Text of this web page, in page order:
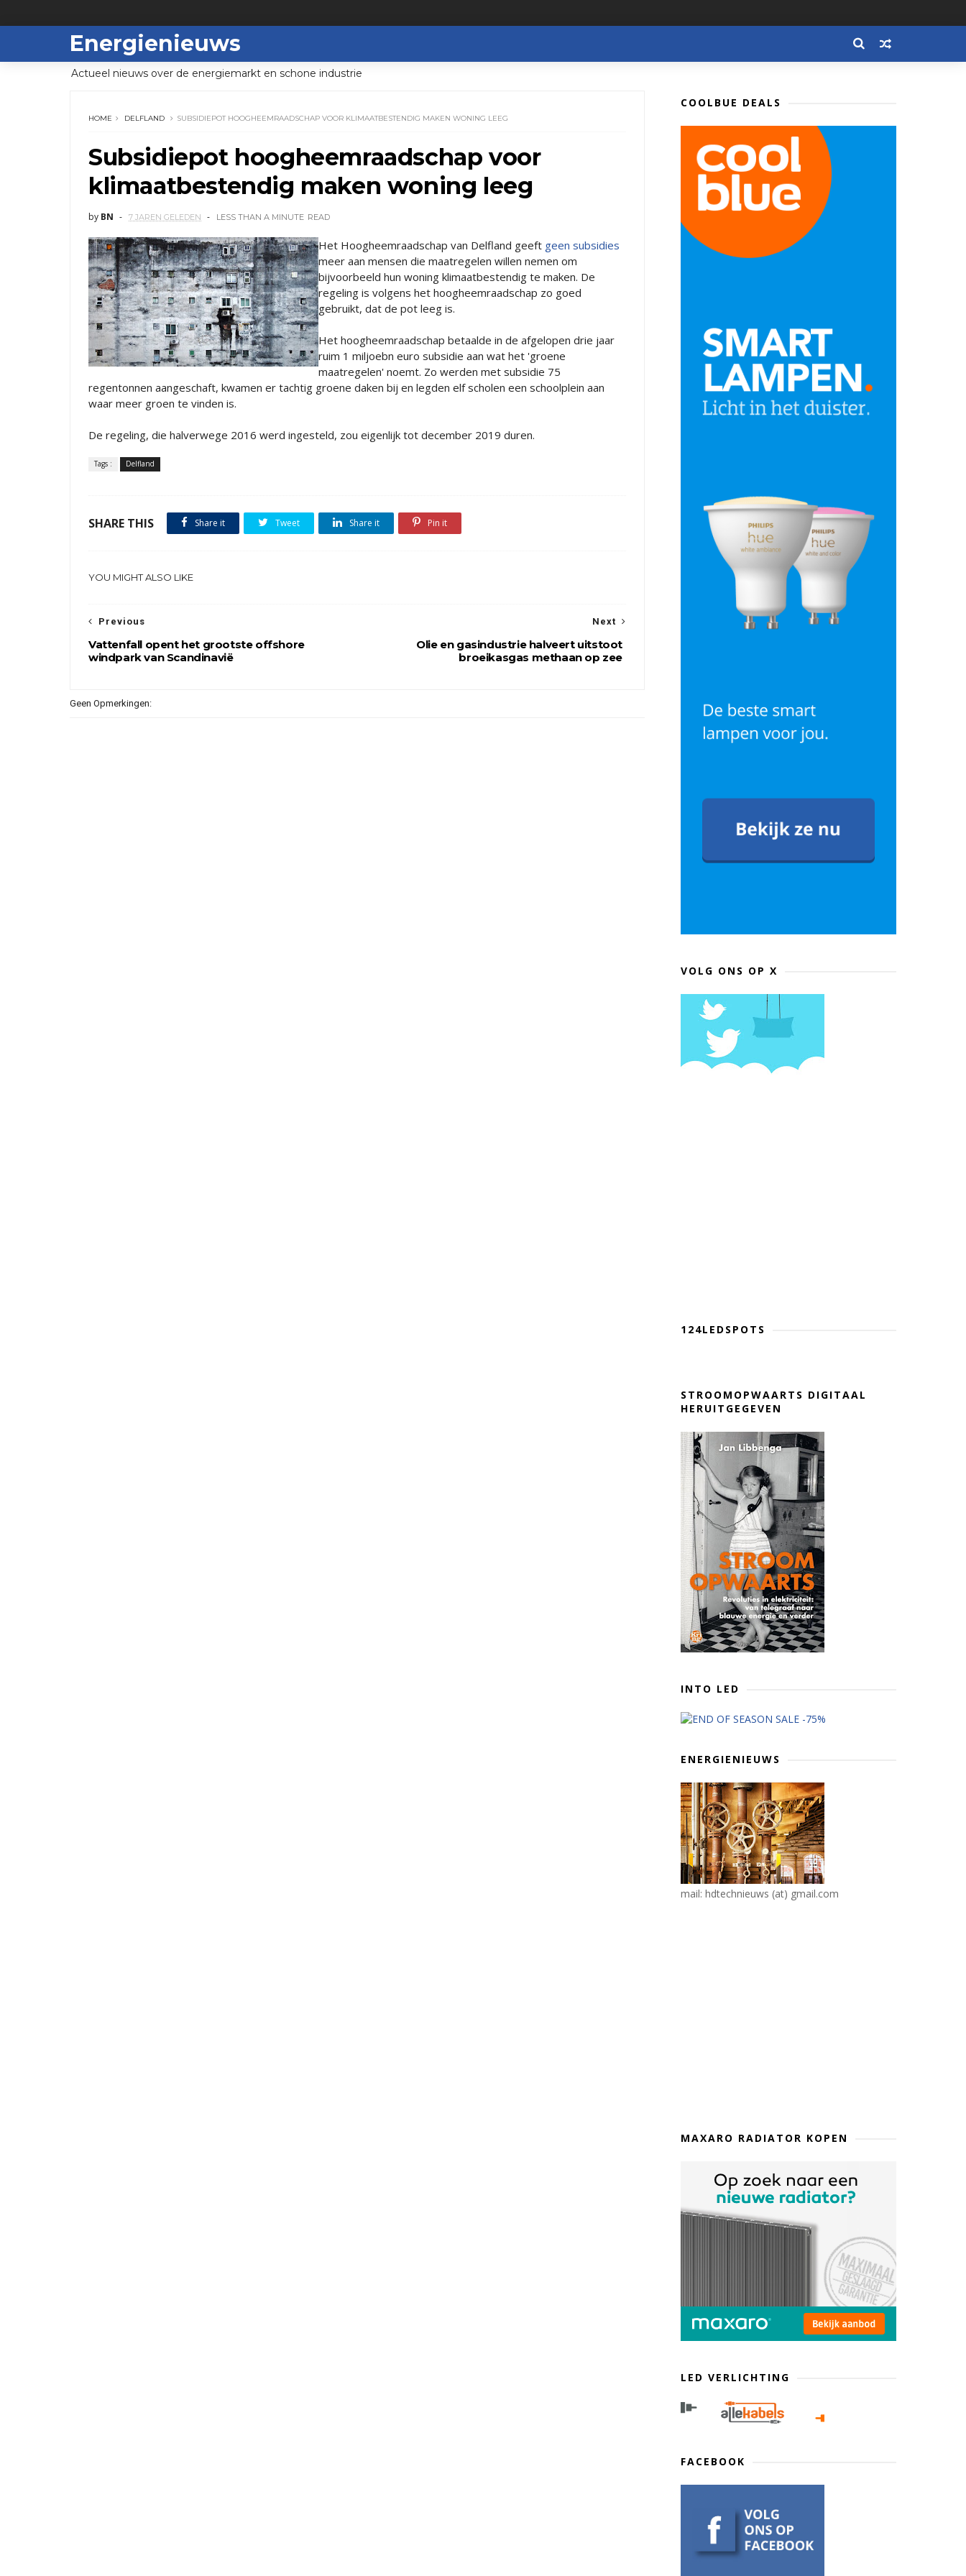
Energienieuws
Actueel nieuws over de energiemarkt en schone industrie
HOME DELFLAND SUBSIDIEPOT HOOGHEEMRAADSCHAP VOOR KLIMAATBESTENDIG MAKEN WONING LEEG
Subsidiepot hoogheemraadschap voor
klimaatbestendig maken woning leeg
by BN 7 JAREN GELEDEN LESS THAN A MINUTE READ
Het Hoogheemraadschap van Delfland geeft geen subsidies
meer aan mensen die maatregelen willen nemen om
bijvoorbeeld hun woning klimaatbestendig te maken. De
regeling is volgens het hoogheemraadschap zo goed
gebruikt, dat de pot leeg is.
Het hoogheemraadschap betaalde in de afgelopen drie jaar
ruim 1 miljoebn euro subsidie aan wat het 'groene
maatregelen' noemt. Zo werden met subsidie 75
regentonnen aangeschaft, kwamen er tachtig groene daken bij en legden elf scholen een schoolplein aan
waar meer groen te vinden is.
De regeling, die halverwege 2016 werd ingesteld, zou eigenlijk tot december 2019 duren.
Tags : Delfland
SHARE THIS Share it Tweet Share it Pin it
YOU MIGHT ALSO LIKE
Next
Olie en gasindustrie halveert uitstoot
broeikasgas methaan op zee
Previous
Vattenfall opent het grootste offshore
windpark van Scandinavië
Geen Opmerkingen:
COOLBUE DEALS
VOLG ONS OP X
124LEDSPOTS
STROOMOPWAARTS DIGITAAL
HERUITGEGEVEN
INTO LED
ENERGIENIEUWS
mail: hdtechnieuws (at) gmail.com
MAXARO RADIATOR KOPEN
LED VERLICHTING
FACEBOOK